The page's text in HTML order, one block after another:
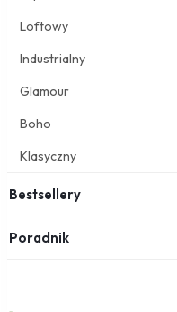
Loftowy
Industrialny
Glamour
Boho
Klasyczny
Bestsellery
Poradnik